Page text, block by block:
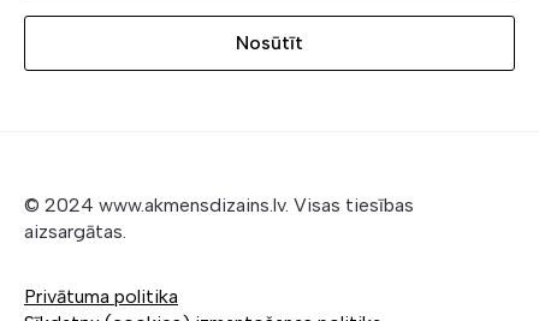
Nosūtīt
© 2024 www.akmensdizains.lv. Visas tiesības
aizsargātas.
Privātuma politika